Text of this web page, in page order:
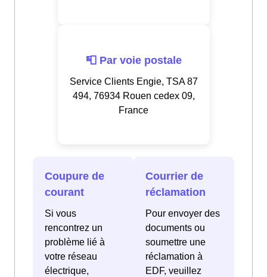
📮 Par voie postale
Service Clients Engie, TSA 87
494, 76934 Rouen cedex 09,
France
Coupure de
courant
Si vous
rencontrez un
problème lié à
votre réseau
électrique,
Courrier de
réclamation
Pour envoyer des
documents ou
soumettre une
réclamation à
EDF, veuillez